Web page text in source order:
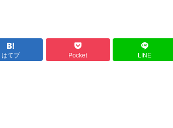
はてブ Pocket LINE